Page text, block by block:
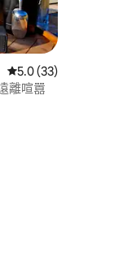
）
從 33 則評價中獲得
5.0 (33)
離喧囂